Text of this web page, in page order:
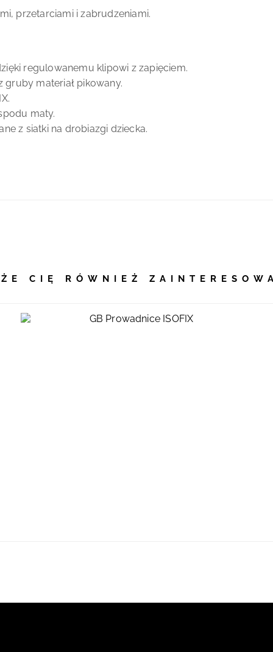
przetarciami i zabrudzeniami.
regulowanemu klipowi z zapięciem.
gruby materiał pikowany.
maty.
z siatki na drobiazgi dziecka.
CIĘ RÓWNIEŻ